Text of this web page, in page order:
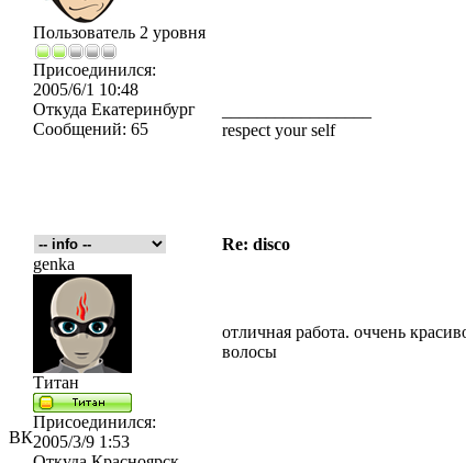
ВК
Пользователь 2 уровня
Присоединился:
2005/6/1 10:48
Откуда Екатеринбург
Сообщений: 65
respect your self
Re: disco
genka
Титан
Присоединился:
2005/3/9 1:53
отличная работа. оччень
волосы